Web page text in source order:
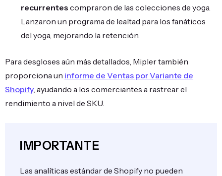
recurrentes compraron de las colecciones de yoga.
Lanzaron un programa de lealtad para los fanáticos
del yoga, mejorando la retención.
Para desgloses aún más detallados, Mipler también
proporciona un informe de Ventas por Variante de
Shopify, ayudando a los comerciantes a rastrear el
rendimiento a nivel de SKU.
IMPORTANTE
Las analíticas estándar de Shopify no pueden